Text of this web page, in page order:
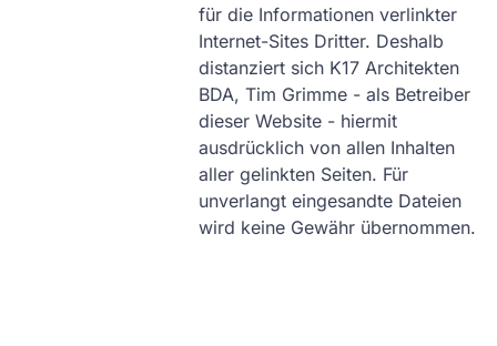
für die Informationen verlinkter
Internet-Sites Dritter. Deshalb
distanziert sich K17 Architekten
BDA, Tim Grimme - als Betreiber
dieser Website - hiermit
ausdrücklich von allen Inhalten
aller gelinkten Seiten. Für
unverlangt eingesandte Dateien
wird keine Gewähr übernommen.